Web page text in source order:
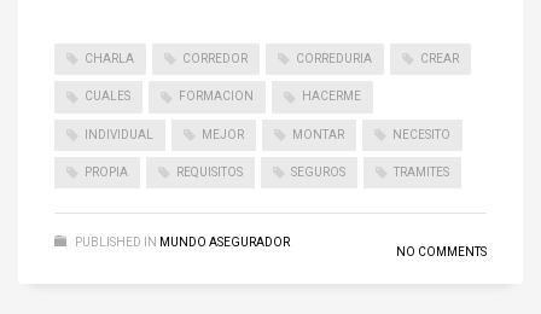
CHARLA CORREDOR CORREDURIA CREAR
CUALES FORMACION HACERME
INDIVIDUAL MEJOR MONTAR NECESITO
PROPIA REQUISITOS SEGUROS TRAMITES
PUBLISHED IN MUNDO ASEGURADOR
NO COMMENTS